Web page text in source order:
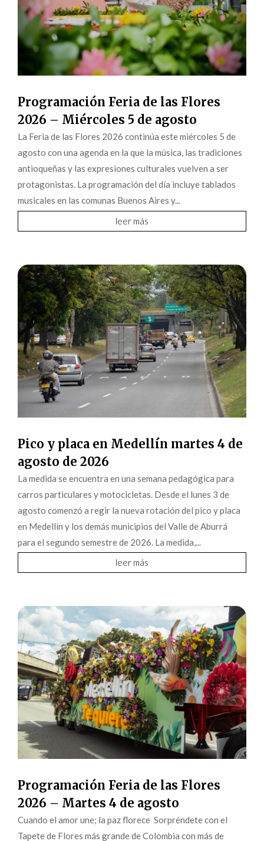
Programación Feria de las Flores
2026 – Miércoles 5 de agosto
La Feria de las Flores 2026 continúa este miércoles 5 de
agosto con una agenda en la que la música, las tradiciones
antioqueñas y las expresiones culturales vuelven a ser
protagonistas. La programación del día incluye tablados
musicales en las comunas Buenos Aires y...
leer más
Pico y placa en Medellín martes 4 de
agosto de 2026
La medida se encuentra en una semana pedagógica para
carros particulares y motocicletas. Desde el lunes 3 de
agosto comenzó a regir la nueva rotación del pico y placa
en Medellín y los demás municipios del Valle de Aburrá
para el segundo semestre de 2026. La medida,...
leer más
Programación Feria de las Flores
2026 – Martes 4 de agosto
Cuando el amor une; la paz florece Sorpréndete con el
Tapete de Flores más grande de Colombia con más de